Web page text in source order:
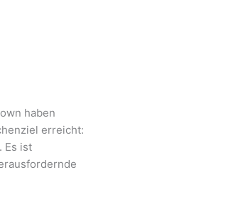
haben
erreicht:
Es ist